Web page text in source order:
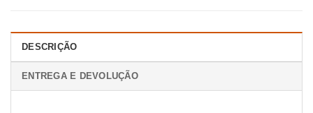
DESCRIÇÃO
ENTREGA E DEVOLUÇÃO